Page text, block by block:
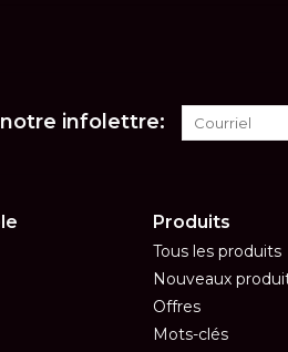
infolettre:
Produits
Tous les produits
Nouveaux
Offres
Mots-clés